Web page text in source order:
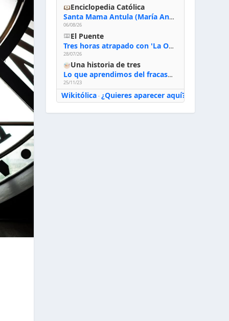
Enciclopedia Católica
Santa Mama Antula (María Antonia de Paz y Figueroa)
06/08/26
El Puente
Tres horas atrapado con 'La Odisea' de Nolan
28/07/26
Una historia de tres
Lo que aprendimos del fracaso al emprender
25/11/23
Wikitólica· ¿Quieres aparecer aquí?